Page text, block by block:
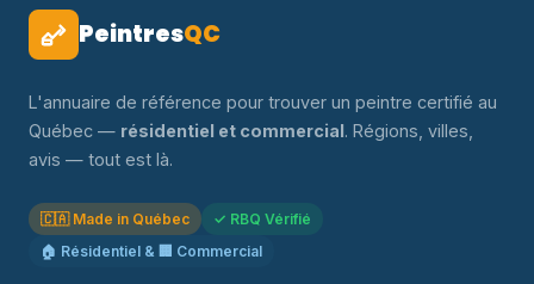
PeintresQC
L'annuaire de référence pour trouver un peintre certifié au
Québec — résidentiel et commercial. Régions, villes,
avis — tout est là.
🇨🇦 Made in Québec
✓ RBQ Vérifié
🏠 Résidentiel & 🏢 Commercial